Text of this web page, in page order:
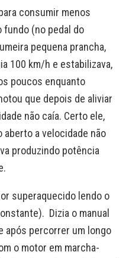
consumir menos
fundo (no pedal do
pequena prancha,
100 km/h e estabilizava,
poucos enquanto
que depois de aliviar
não caía. Certo ele,
a velocidade não
produzindo potência
superaquecido lendo o
Dizia o manual
após percorrer um longo
o motor em marcha-